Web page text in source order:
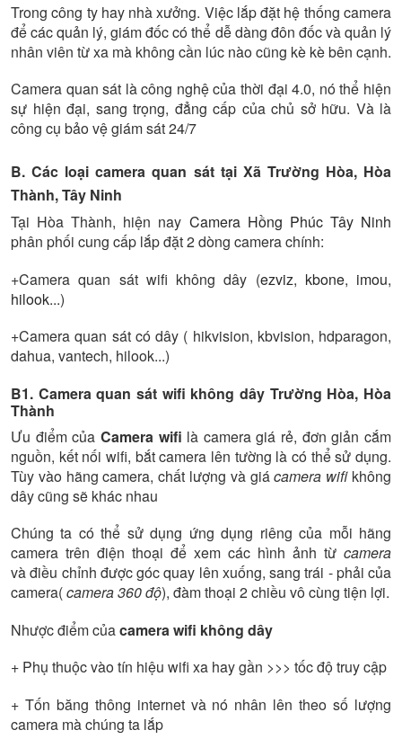
Trong công ty hay nhà xưởng. Việc lắp đặt hệ thống camera
để các quản lý, giám đốc có thể dễ dàng đôn đốc và quản lý
nhân viên từ xa mà không cần lúc nào cũng kè kè bên cạnh.
Camera quan sát là công nghệ của thời đại 4.0, nó thể hiện
sự hiện đại, sang trọng, đẳng cấp của chủ sở hữu. Và là
công cụ bảo vệ giám sát 24/7
B. Các loại camera quan sát tại Xã Trường Hòa, Hòa
Thành, Tây Ninh
Tại Hòa Thành, hiện nay Camera Hồng Phúc Tây Ninh
phân phối cung cấp lắp đặt 2 dòng camera chính:
+Camera quan sát wifi không dây (ezviz, kbone, imou,
hilook...)
+Camera quan sát có dây ( hikvision, kbvision, hdparagon,
dahua, vantech, hilook...)
B1. Camera quan sát wifi không dây Trường Hòa, Hòa
Thành
Ưu điểm của Camera wifi là camera giá rẻ, đơn giản cắm
nguồn, kết nối wifi, bắt camera lên tường là có thể sử dụng.
Tùy vào hãng camera, chất lượng và giácamera wifikhông
dây cũng sẽ khác nhau
Chúng ta có thể sử dụng ứng dụng riêng của mỗi hãng
camera trên điện thoại để xem các hình ảnh từ camera
và điều chỉnh được góc quay lên xuống, sang trái - phải của
camera(camera 360 độ), đàm thoại 2 chiều vô cùng tiện lợi.
Nhược điểm củacamera wifi không dây
+ Phụ thuộc vào tín hiệu wifi xa hay gần >>> tốc độ truy cập
+ Tốn băng thông internet và nó nhân lên theo số lượng
camera mà chúng ta lắp